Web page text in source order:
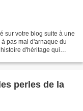
sur votre blog suite à une
pas mal d'arnaque du
d'héritage qui
perles de la